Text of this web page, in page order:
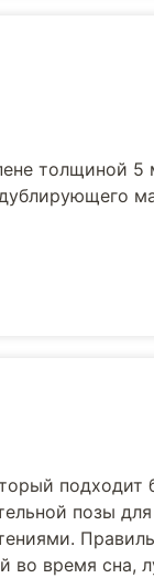
толщиной
позы
время сна,